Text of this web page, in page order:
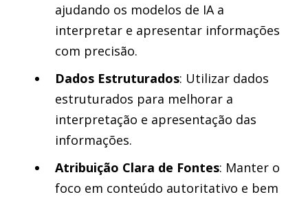
ajudando os modelos de IA a
interpretar e apresentar informações
com precisão.
Dados Estruturados: Utilizar dados
estruturados para melhorar a
interpretação e apresentação das
informações.
Atribuição Clara de Fontes: Manter o
foco em conteúdo autoritativo e bem